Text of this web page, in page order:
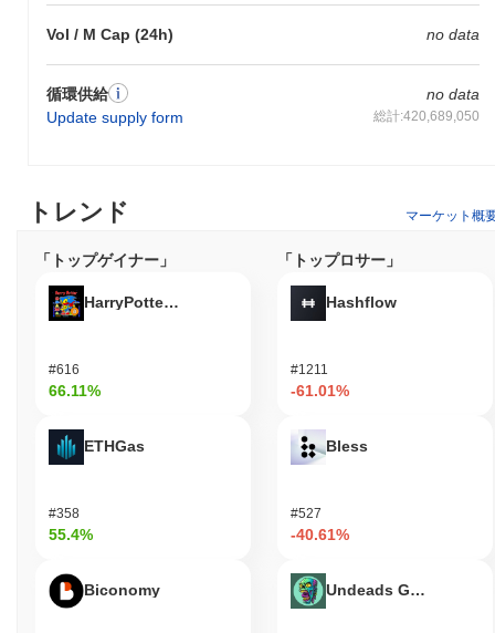
Vol / M Cap (24h) no data
循環供給
Update supply form
no data
総計:420,689,050
トレンド マーケット概
「トップゲイナー」
HarryPotterObamaSonic10Inu (ETH)
#616
66.11%
ETHGas
#358
55.4%
Biconomy
「トップロサー」
Hashflow
#1211
-61.01%
Bless
#527
-40.61%
Undeads Games